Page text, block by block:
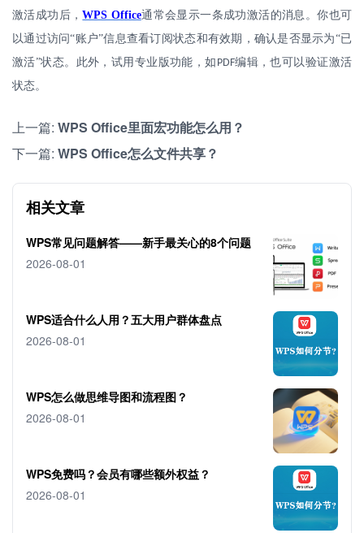
激活成功后，WPS Office通常会显示一条成功激活的消息。你也可
以通过访问“账户”信息查看订阅状态和有效期，确认是否显示为“已
激活”状态。此外，试用专业版功能，如 PDF编辑，也可以验证激活
状态。
上一篇: WPS Office里面宏功能怎么用？
下一篇: WPS Office怎么文件共享？
相关文章
WPS常见问题解答——新手最关心的8个问题
2026-08-01
WPS适合什么人用？五大用户群体盘点
2026-08-01
WPS怎么做思维导图和流程图？
2026-08-01
WPS免费吗？会员有哪些额外权益？
2026-08-01